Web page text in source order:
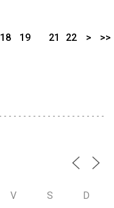
18
19
21 22 > >>
V S D